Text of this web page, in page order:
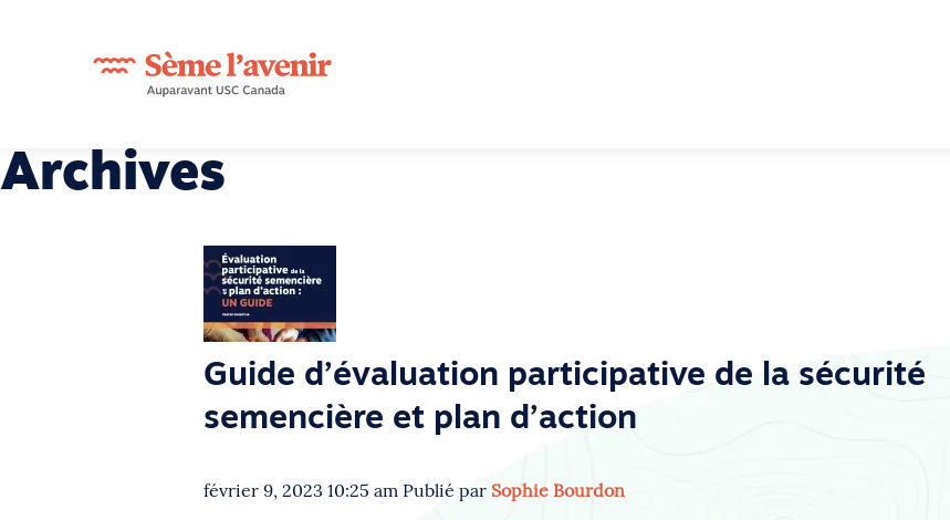
Archives
Guide d’évaluation participative de la sécurité
semencière et plan d’action
février 9, 2023 10:25 am Publié par Sophie Bourdon